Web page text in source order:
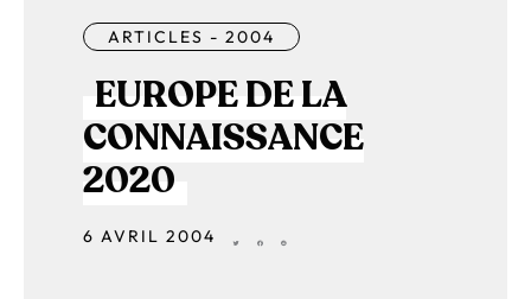
ARTICLES - 2004
EUROPE DE LA
CONNAISSANCE
2020
6 AVRIL 2004